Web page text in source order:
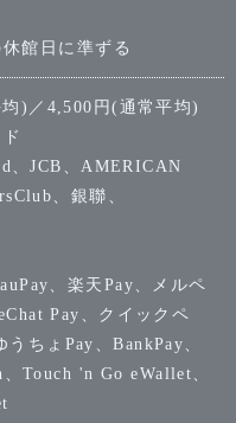
館日に準ずる
)／4,500円(通常平均)
、JCB、AMERICAN
、銀聯、
、楽天Pay、メルペ
Pay、クイックペ
ちょPay、BankPay、
Touch 'n Go eWallet、